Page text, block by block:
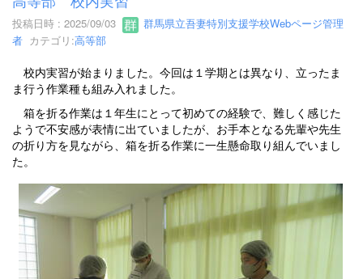
投稿日時 : 2025/09/03
群馬県立吾妻特別支援学校Webページ管理
者 カテゴリ:高等部
校内実習が始まりました。今回は１学期とは異なり、立ったま
ま行う作業種も組み入れました。
箱を折る作業は１年生にとって初めての経験で、難しく感じた
ようで不安感が表情に出ていましたが、お手本となる先輩や先生
の折り方を見ながら、箱を折る作業に一生懸命取り組んでいまし
た。